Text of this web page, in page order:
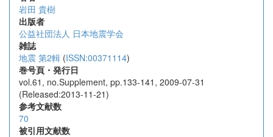
岩田 貴樹
出版者
公益社団法人 日本地震学会
雑誌
地震 第2輯 (ISSN:00371114)
巻号頁・発行日
vol.61, no.Supplement, pp.133-141, 2009-07-31
(Released:2013-11-21)
参考文献数
70
被引用文献数